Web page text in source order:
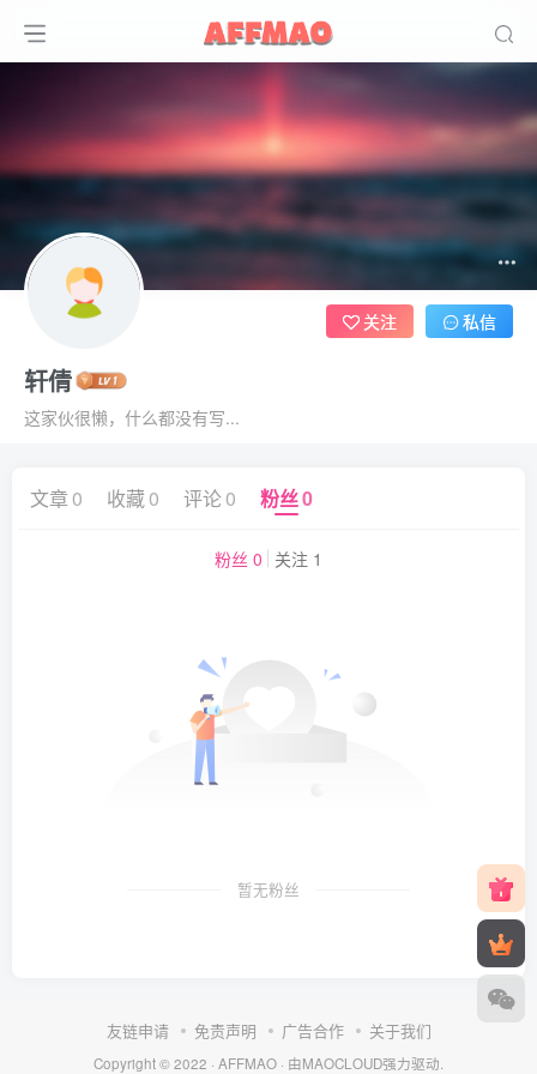
轩倩
这家伙很懒，什么都没有写...
关注 私信
文章 0 收藏0 评论0 粉丝0
粉丝 0 关注 1
暂无粉丝
友链申请 免责声明 广告合作 关于我们
Copyright © 2022 · AFFMAO · 由MAOCLOUD强力驱动.